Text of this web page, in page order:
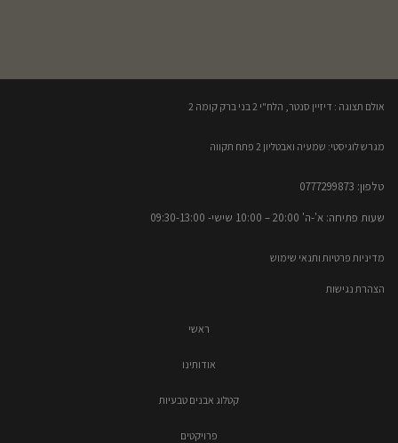
אולם תצוגה : דיזיין סנטר, הלח"י 2 בני ברק קומה 2​
מגרש לוגיסטי: שמעיה ואבטליון 2 פתח תקווה
טלפון: 0777299873​
שעות פתיחה: א'-ה' 20:00 – 10:00​​ שישי- 09:30-13:00
מדיניות פרטיות ותנאי שימוש
הצהרת נגישות
ראשי
אודותינו
קטלוג אבנים טבעיות
פרויקטים